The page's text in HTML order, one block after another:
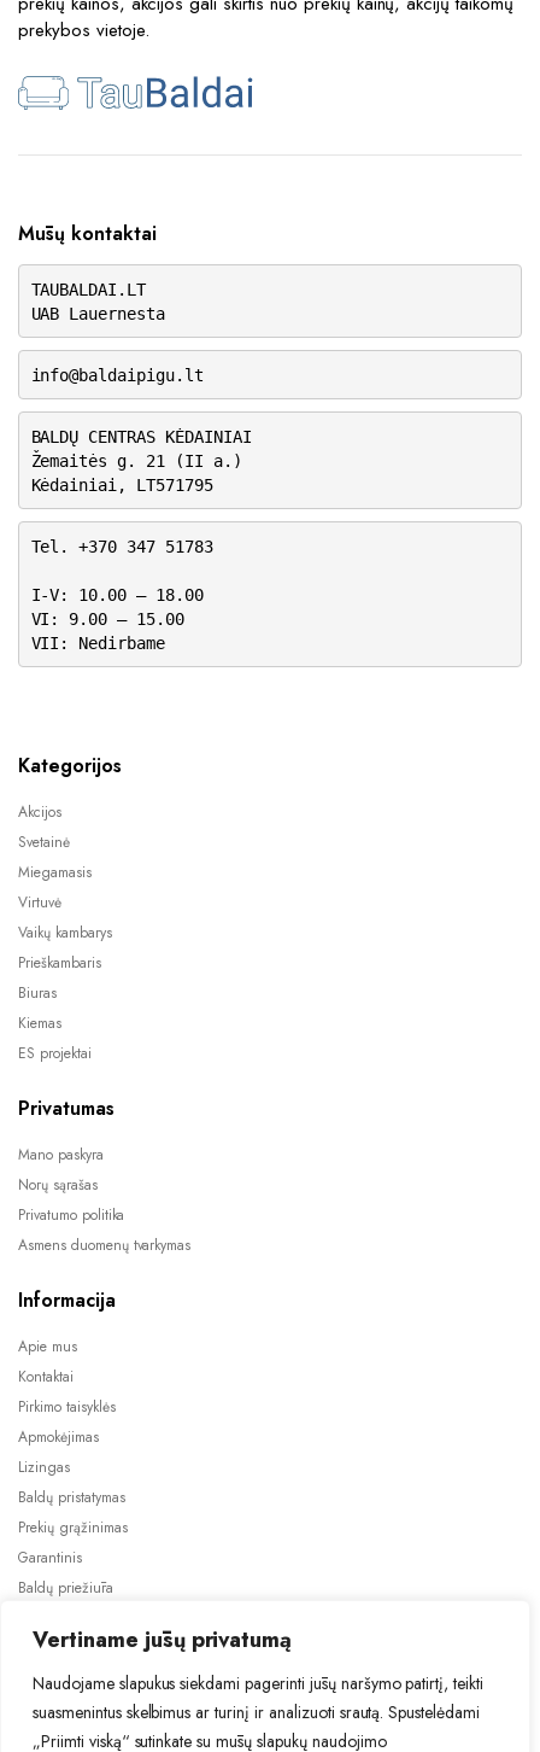
Vertiname jūsų privatumą
Naudojame slapukus siekdami pagerinti jūsų naršymo patirtį, teikti
suasmenintus skelbimus ar turinį ir analizuoti srautą. Spustelėdami
„Priimti viską“ sutinkate su mūsų slapukų naudojimo
prekybos vietoje.
Mūsų kontaktai
TAUBALDAI.LT
UAB Lauernesta
info@baldaipigu.lt
BALDŲ CENTRAS KĖDAINIAI
Žemaitės g. 21 (II a.)
Kėdainiai, LT571795
Tel. +370 347 51783
I-V: 10.00 – 18.00
VI: 9.00 – 15.00
VII: Nedirbame
Kategorijos
Akcijos
Svetainė
Miegamasis
Virtuvė
Vaikų kambarys
Prieškambaris
Biuras
Kiemas
ES projektai
Privatumas
Mano paskyra
Norų sąrašas
Privatumo politika
Asmens duomenų tvarkymas
Informacija
Apie mus
Kontaktai
Pirkimo taisyklės
Apmokėjimas
Lizingas
Baldų pristatymas
Prekių grąžinimas
Garantinis
Baldų priežiūra